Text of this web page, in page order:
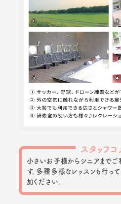
スタッフコ
小さいお子様からシニアまで
す。多種多様なレッスンも行っ
加ください。